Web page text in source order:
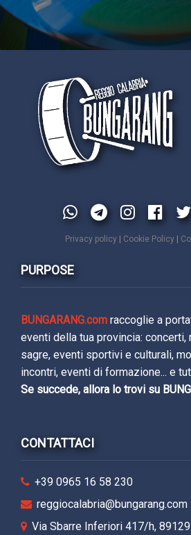
Privacy policy| Cookie Policy|
PURPOSE
BUNGARANG.com raccoglie a
eventi della tua provincia:
sagre, eventi sportivi e culturali,
incontri, eventi di formazione... e
Se succede, allora lo trovi su
CONTATTACI
+39 0965 16 58 230
reggiocalabria@bungarang.com
Via Sbarre Inferiori 417/h,